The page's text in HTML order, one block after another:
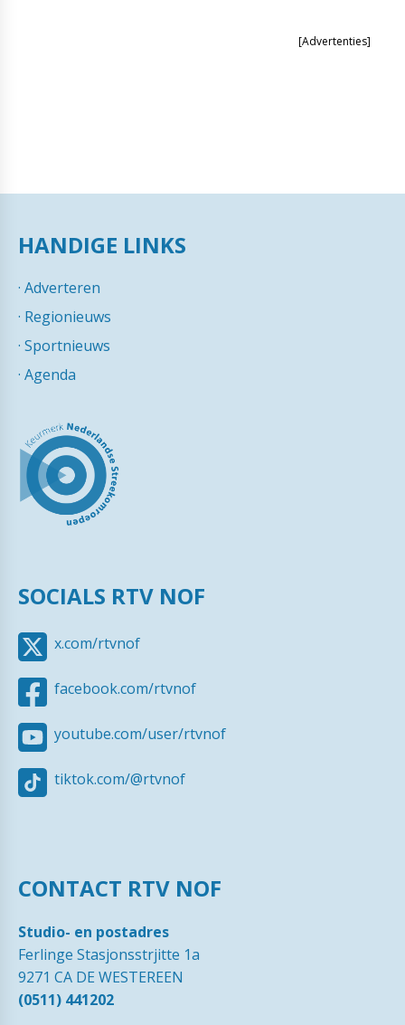
[Advertenties]
HANDIGE LINKS
· Adverteren
· Regionieuws
· Sportnieuws
· Agenda
SOCIALS RTV NOF
x.com/rtvnof
facebook.com/rtvnof
youtube.com/user/rtvnof
tiktok.com/@rtvnof
CONTACT RTV NOF
Studio- en postadres
Ferlinge Stasjonsstrjitte 1a
9271 CA DE WESTEREEN
(0511) 441202